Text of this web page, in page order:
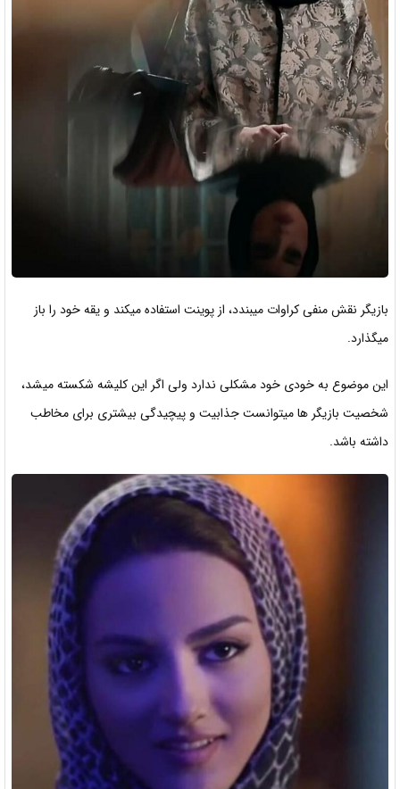
بازیگر نقش منفی کراوات میبندد، از پوینت استفاده میکند و یقه خود را باز
میگذارد.
این موضوع به خودی خود مشکلی ندارد ولی اگر این کلیشه شکسته میشد،
شخصیت بازیگر ها میتوانست جذابیت و پیچیدگی بیشتری برای مخاطب
داشته باشد.